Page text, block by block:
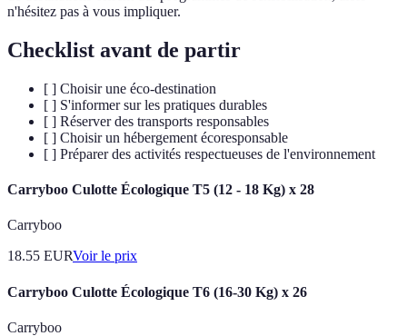
n'hésitez pas à vous impliquer.
Checklist avant de partir
[ ] Choisir une éco-destination
[ ] S'informer sur les pratiques durables
[ ] Réserver des transports responsables
[ ] Choisir un hébergement écoresponsable
[ ] Préparer des activités respectueuses de l'environnement
Carryboo Culotte Écologique T5 (12 - 18 Kg) x 28
Carryboo
18.55 EURVoir le prix
Carryboo Culotte Écologique T6 (16-30 Kg) x 26
Carryboo